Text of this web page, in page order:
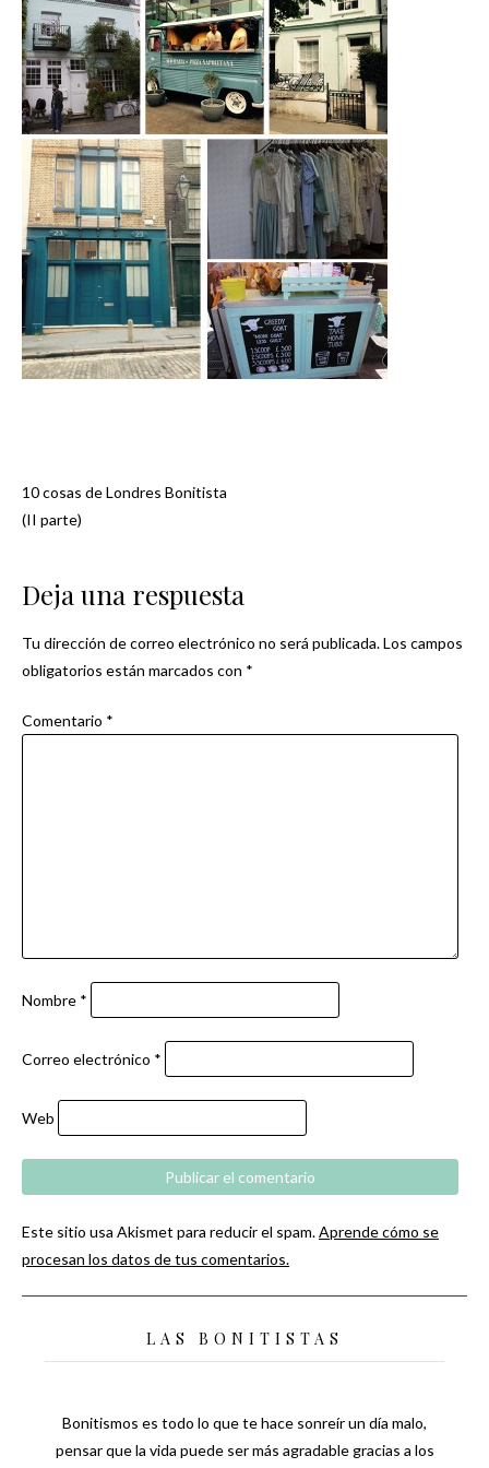
Navegación
10 cosas de Londres Bonitista
(II parte)
Deja una respuesta
Tu dirección de correo electrónico no será publicada.Los campos
obligatorios están marcados con *
Comentario *
Nombre *
Correo electrónico *
Web
Este sitio usa Akismet para reducir el spam.Aprende cómo se
procesan los datos de tus comentarios.
LAS BONITISTAS
Bonitismos es todo lo que te hace sonreír un día malo,
pensar que la vida puede ser más agradable gracias a los